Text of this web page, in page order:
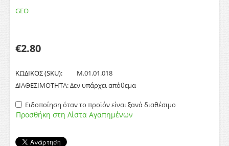
GEO
€2.80
ΚΩΔΙΚΟΣ (SKU):
M.01.01.018
ΔΙΑΘΕΣΙΜΟΤΗΤΑ:Δεν υπάρχει απόθεμα
Ειδοποίηση όταν το προϊόν είναι ξανά διαθέσιμο
Προσθήκη στη Λίστα Αγαπημένων